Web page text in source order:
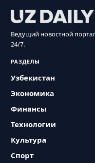
Ведущий новостной
24/7.
РАЗДЕЛЫ
Узбекистан
Экономика
Финансы
Технологии
Культура
Спорт